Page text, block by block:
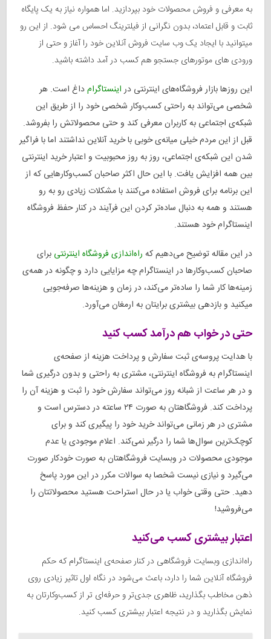
به معرفی و فروش محصولات خود بپردازید. اما همواره نیاز به یک پایگاه
ثابت و قابل اعتماد، بدون نگرانی از فیلترینگ احساس می شود. از این رو
میتوانید با ایجاد یک وب سایت فروش آنلاین خود را آغاز و حتی از
ورودی های موتورهای جستجو هم کسب در آمد داشته باشید.
این روزها بازار فروشگاه‌های اینترنتی دراینستاگرامداغ است. هر
شخصی می‌تواند به راحتی کسب‌وکار شخصی خود را از طریق این
شبکه‌ی اجتماعی به کاربران معرفی کند و حتی محصولاتش را بفروشد.
قبل از این مردم خیلی میانه‌ی خوبی با خرید آنلاین نداشتند اما با فراگیر
شدن این شبکه‌ی اجتماعی، روز به روز محبوبیت و اعتبار خرید اینترنتی
بین همه افزایش یافت. با این حال اکثر صاحبان کسب‌وکارهایی که از
این برنامه برای فروش استفاده می‌کنند با مشکلات زیادی رو به رو
هستند و همه به دنبال ساده‌تر کردن این فرآیند در کنار حفظ فروشگاه
اینستاگرام خود هستند.
در این مقاله توضیح می‌دهیم که راه‌اندازی فروشگاه اینترنتی برای
صاحبان کسب‌وکارها در اینستاگرام چه مزایایی دارد و چگونه در همه‌ی
زمینه‌ها کار شما را ساده‌تر می‌کند، در زمان و هزینه‌ها صرفه‌جویی
میکنید و بازدهی بیشتری برایتان به ارمغان می‌آورد.
حتی در خواب هم درآمد کسب کنید
با هدایت پروسه‌ی ثبت سفارش و پرداخت هزینه از صفحه‌ی
اینستاگرام به فروشگاه اینترنتی، مشتری به راحتی و بدون درگیری شما
و در هر ساعت از شبانه روز می‌تواند سفارش خود را ثبت و هزینه آن را
پرداخت کند. فروشگاهتان به صورت ۲۴ ساعته در دسترس است و
مشتری در هر زمانی می‌تواند خرید خود را پیگیری کند و برای
کوچک‌ترین سوال‌ها شما را درگیر نمی‌کند. اعلام موجودی یا عدم
موجودی محصولات در وبسایت فروشگاهتان به صورت خودکار صورت
می‌گیرد و نیازی نیست شخصا به سوالات مکرر در این مورد پاسخ
دهید. حتی وقتی خواب یا در حال استراحت هستید محصولاتتان را
می‌فروشید!
اعتبار بیشتری کسب می‌کنید
راه‌اندازی وبسایت فروشگاهی در کنار صفحه‌ی اینستاگرام که حکم
فروشگاه آنلاین شما را دارد، باعث می‌شود در نگاه اول تاثیر زیادی روی
ذهن مخاطب بگذارید، ظاهری جدی‌تر و حرفه‌ای تر از کسب‌وکارتان به
نمایش بگذارید و در نتیجه اعتبار بیشتری کسب کنید.